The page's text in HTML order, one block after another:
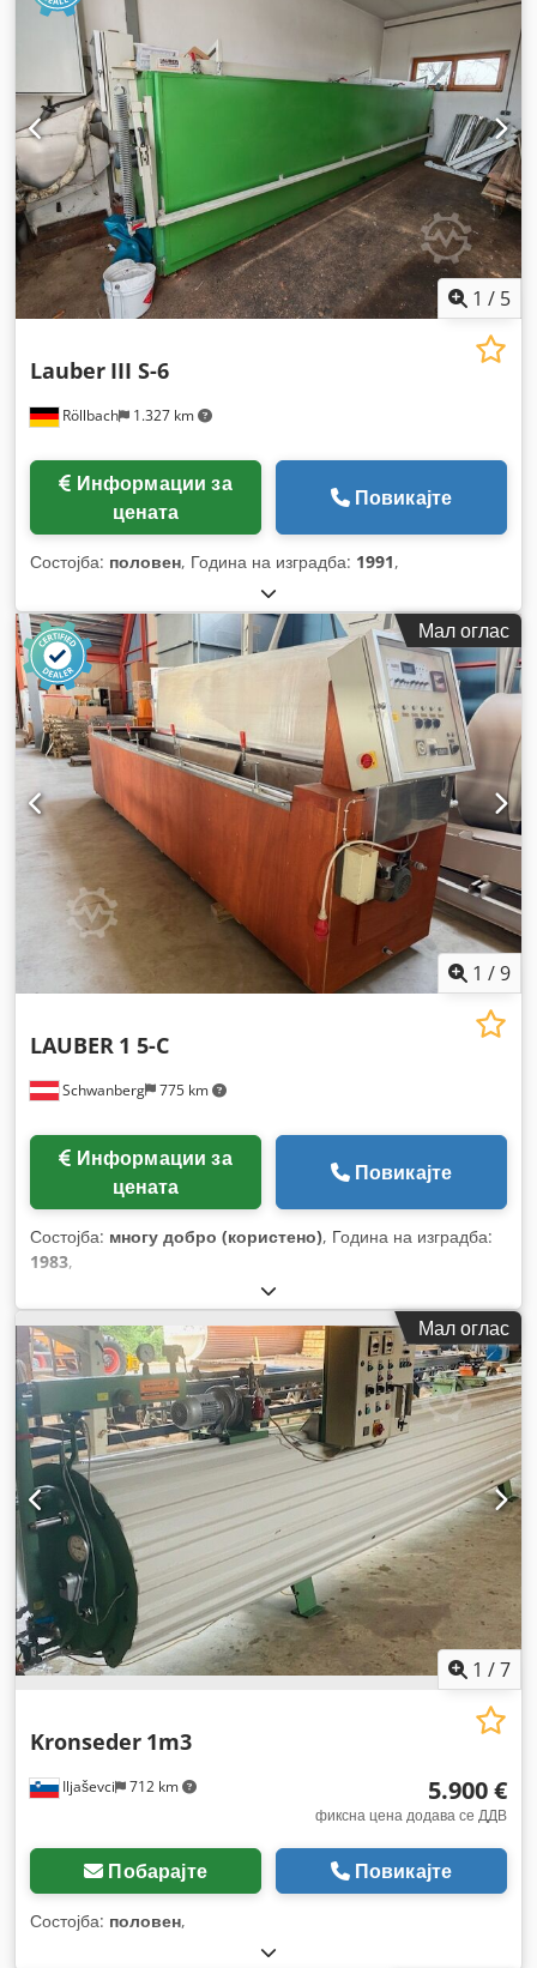
1 / 5
Röllbach 1.327 km
Lauber III S-6
цената
Повикајте
Состојба: половен, Година на изградба: 1991,
Мал оглас
1 /9
Schwanberg 775 km
LAUBER 1 5-C
цената
Повикајте
Состојба: многу добро (користено), Година на изградба:
1983,
Мал оглас
1 /7
Iljaševci 712 km
Kronseder 1m3
5.900 €
фиксна цена додава се ДДВ
Побарајте Повикајте
Состојба: половен,